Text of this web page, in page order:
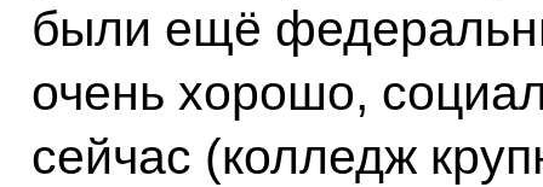
были ещё
очень хорошо,
сейчас (колледж